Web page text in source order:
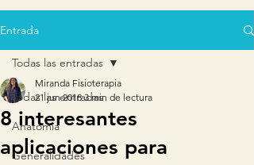
Entrada
Todas las entradas
Anatomía
Generalidades
Todas las entradas
8 interesantes
aplicaciones para
Miranda Fisioterapia
21 jun 2018 3 min de lectura